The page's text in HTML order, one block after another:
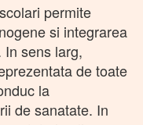
permite
si integrarea
sens larg,
de toate
la
de sanatate. In